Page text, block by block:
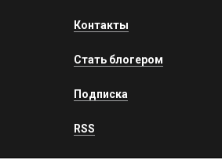
Контакты
Стать блогером
Подписка
RSS